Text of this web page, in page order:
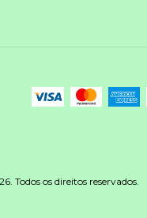
Todos os direitos reservados.